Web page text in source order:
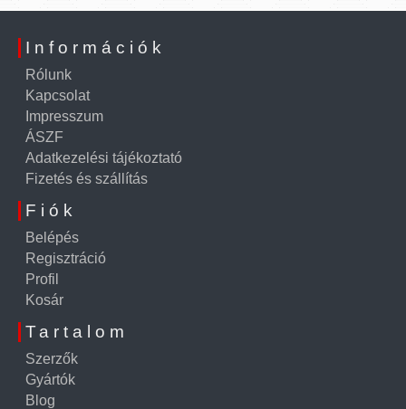
Információk
Rólunk
Kapcsolat
Impresszum
ÁSZF
Adatkezelési tájékoztató
Fizetés és szállítás
Fiók
Belépés
Regisztráció
Profil
Kosár
Tartalom
Szerzők
Gyártók
Blog